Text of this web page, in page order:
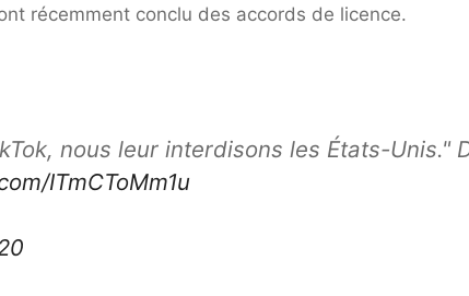
récemment conclu des accords de licence.
nous leur interdisons les États-Unis."
ITmCToMm1u